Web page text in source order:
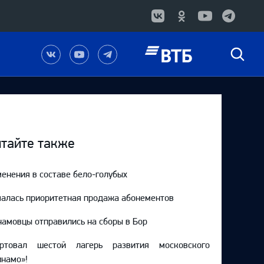
Наша
группа
в
Вконтакте
Наш
канал
на
YouTube
Наш
канал
в
Telegram
Быстрый
также
в составе бело-голубых
приоритетная продажа абонементов
отправились на сборы в Бор
шестой лагерь развития московского